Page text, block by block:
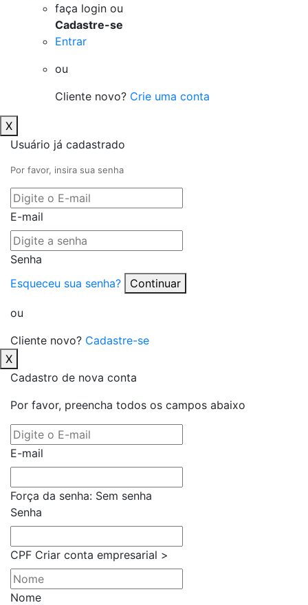
faça login ou
Cadastre-se
Entrar
ou
Cliente novo? Crie uma conta
X
Usuário já cadastrado
Por favor, insira sua senha
E-mail
Senha
Esqueceu sua senha?
Continuar
ou
Cliente novo? Cadastre-se
X
Cadastro de nova conta
Por favor, preencha todos os campos abaixo
E-mail
Força da senha: Sem senha
Senha
CPF Criar conta empresarial >
Nome